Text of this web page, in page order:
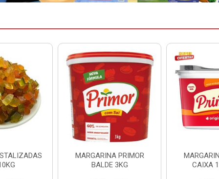
PRIMOR
3KG
MARGARINA PRIMOR
CAIXA 12X500G